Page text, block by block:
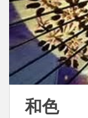
和色